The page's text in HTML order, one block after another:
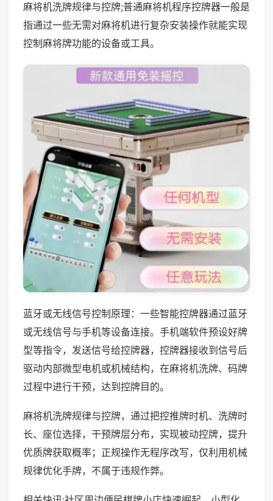
麻将机洗牌规律与控牌;普通麻将机程序控牌器一般是
指通过一些无需对麻将机进行复杂安装操作就能实现
控制麻将牌功能的设备或工具。
蓝牙或无线信号控制原理：一些智能控牌器通过蓝牙
或无线信号与手机等设备连接。手机端软件预设好牌
型等指令，发送信号给控牌器，控牌器接收到信号后
驱动内部微型电机或机械结构，在麻将机洗牌、码牌
过程中进行干预，达到控牌目的。
麻将机洗牌规律与控牌，通过把控推牌时机、洗牌时
长、座位选择，干预牌层分布，实现被动控牌，提升
优质牌获取概率；正规操作无程序改写，仅利用机械
规律优化手牌，不属于违规作弊。